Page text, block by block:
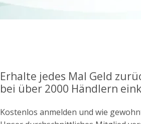
Erhalte jedes Mal Geld
bei über 2000 Händlern
Kostenlos anmelden und wie